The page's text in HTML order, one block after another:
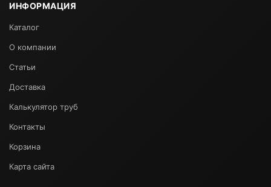
ИНФОРМАЦИЯ
Каталог
О компании
Статьи
Доставка
Калькулятор труб
Контакты
Корзина
Карта сайта